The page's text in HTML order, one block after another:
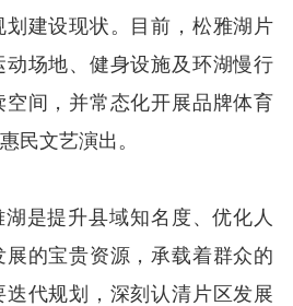
建设现状。目前，松雅湖片
动场地、健身设施及环湖慢行
间，并常态化开展品牌体育
民文艺演出。
是提升县域知名度、优化人
展的宝贵资源，承载着群众的
代规划，深刻认清片区发展